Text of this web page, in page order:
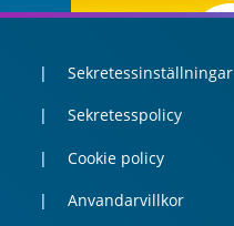
Sekretessinställningar
Sekretesspolicy
Cookie policy
Anvandarvillkor